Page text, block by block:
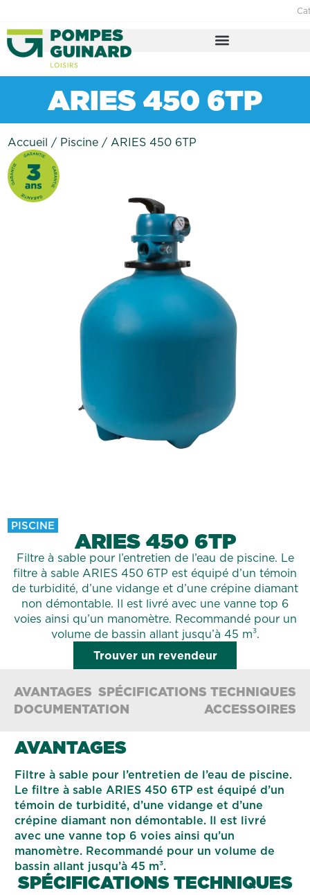
ARIES 450 6TP
Accueil / Piscine /ARIES 450 6TP
PISCINE
ARIES 450 6TP
Filtre à sable pour l’entretien de l’eau de piscine. Le
filtre à sable ARIES 450 6TP est équipé d’un témoin
de turbidité, d’une vidange et d’une crépine diamant
non démontable. Il est livré avec une vanne top 6
voies ainsi qu’un manomètre. Recommandé pour un
volume de bassin allant jusqu’à 45 m³.
Trouver un revendeur
AVANTAGES SPÉCIFICATIONS TECHNIQUES
DOCUMENTATION
ACCESSOIRES
AVANTAGES
Filtre à sable pour l’entretien de l’eau de piscine.
Le filtre à sable ARIES 450 6TP est équipé d’un
témoin de turbidité, d’une vidange et d’une
crépine diamant non démontable. Il est livré
avec une vanne top 6 voies ainsi qu’un
manomètre. Recommandé pour un volume de
bassin allant jusqu’à 45 m³.
SPÉCIFICATIONS TECHNIQUES